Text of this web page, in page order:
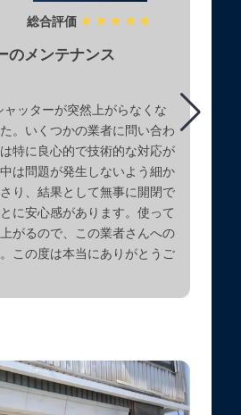
総合評価 ★★★★★
のメンテナンス
ッターが突然上がらなくな
。いくつかの業者に問い合わ
特に良心的で技術的な対応が
は問題が発生しないよう細か
り、結果として無事に開閉で
に安心感があります。使って
がるので、この業者さんへの
この度は本当にありがとうご